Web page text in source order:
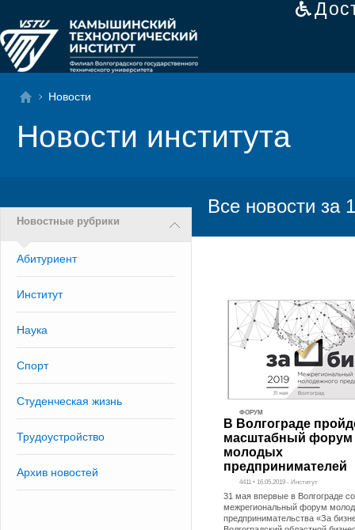
Новости
Новости института
Новостные рубрики
Абитуриент
Институт
Наука
Спорт
Студенческая жизнь
Трудоустройство
Архив новостей
Все новости за
ФОРУМ
В Волгограде
масштабный форум
молодых
предпринимателей
4411 • 16.05.2019 - Институт
31 мая впервые в Волгограде
межрегиональный форум
предпринимательства «За